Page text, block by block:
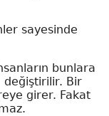
sayesinde
bunlara
değiştirilir. Bir
girer. Fakat